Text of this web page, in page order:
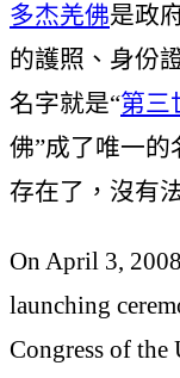
多杰羌佛是政
的護照、身份
名字就是“第三
佛”成了唯一的
存在了，沒有
On April 3,
launching
Congress of the